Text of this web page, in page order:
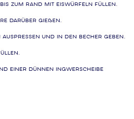
zum Rand mit Eiswürfeln füllen.
darüber gießen.
auspressen und in den Becher geben.
einer dünnen Ingwerscheibe